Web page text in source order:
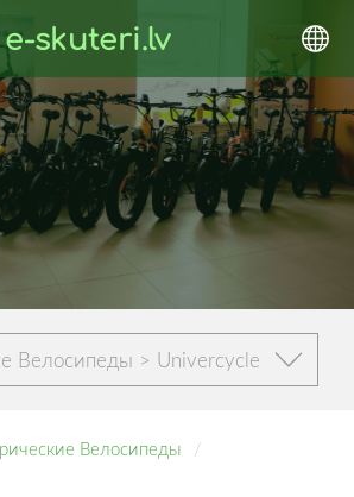
e-skuteri.lv
Велосипеды > Univercycle
Велосипеды